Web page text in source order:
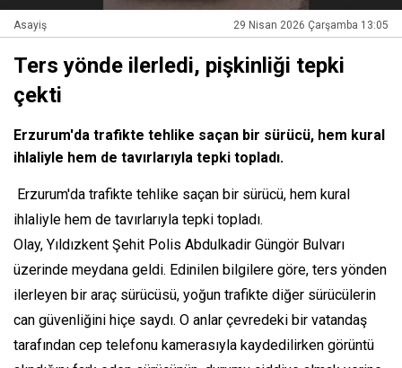
Asayiş 29 Nisan 2026 Çarşamba 13:05
Ters yönde ilerledi, pişkinliği tepki
çekti
Erzurum'da trafikte tehlike saçan bir sürücü, hem kural
ihlaliyle hem de tavırlarıyla tepki topladı.
Erzurum'da trafikte tehlike saçan bir sürücü, hem kural
ihlaliyle hem de tavırlarıyla tepki topladı.
Olay, Yıldızkent Şehit Polis Abdulkadir Güngör Bulvarı
üzerinde meydana geldi. Edinilen bilgilere göre, ters yönden
ilerleyen bir araç sürücüsü, yoğun trafikte diğer sürücülerin
can güvenliğini hiçe saydı. O anlar çevredeki bir vatandaş
tarafından cep telefonu kamerasıyla kaydedilirken görüntü